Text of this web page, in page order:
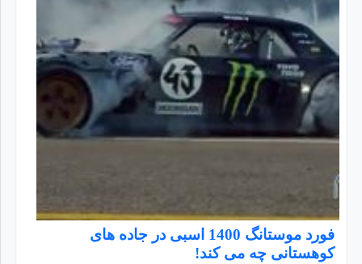
فورد موستانگ 1400 اسبی در جاده های
کوهستانی چه می کند!